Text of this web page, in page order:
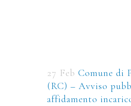
27 Feb Comune di
(RC) – Avviso
affidamento